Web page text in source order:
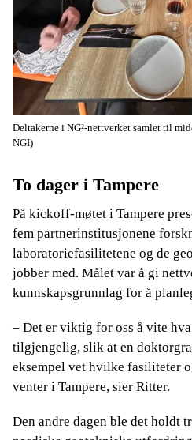
Deltakerne i NG²-nettverket samlet til
NGI)
To dager i Tampere
På kickoff-møtet i Tampere
fem partnerinstitusjonene
laboratoriefasilitetene og de
jobber med. Målet var å gi
kunnskapsgrunnlag for å
– Det er viktig for oss å vite
tilgjengelig, slik at en
eksempel vet hvilke fasiliteter
venter i Tampere, sier Ritter.
Den andre dagen ble det holdt